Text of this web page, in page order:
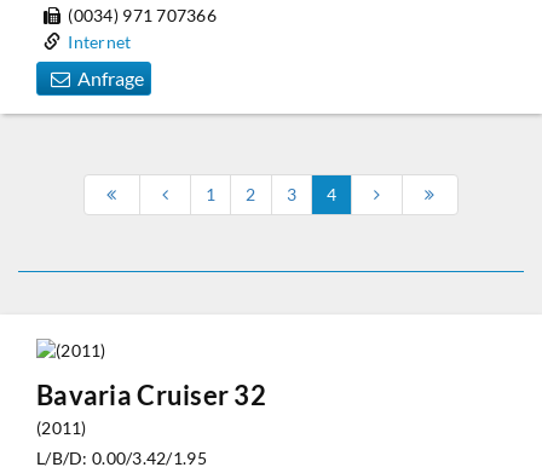
(0034) 971 707366
Internet
Anfrage
1 2 3 4
Bavaria Cruiser 32
(2011)
L/B/D: 0.00/3.42/1.95